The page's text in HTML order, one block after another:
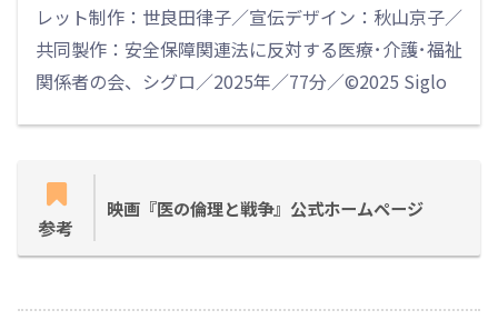
レット制作：世良田律子／宣伝デザイン：秋山京子／
共同製作：安全保障関連法に反対する医療･介護･福祉
関係者の会、シグロ／2025年／77分／©2025 Siglo
参考
映画『医の倫理と戦争』公式ホームページ